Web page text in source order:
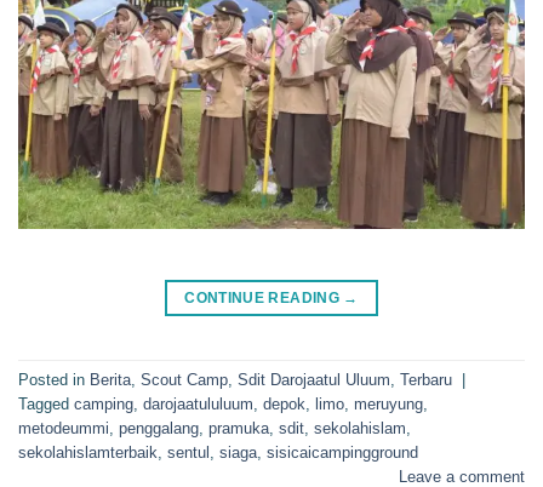
CONTINUE READING →
Posted in Berita, Scout Camp, Sdit Darojaatul Uluum, Terbaru
Tagged camping, darojaatululuum, depok, limo, meruyung,
metodeummi, penggalang, pramuka, sdit, sekolahislam,
sekolahislamterbaik, sentul , siaga, sisicaicampingground
Leave a comment